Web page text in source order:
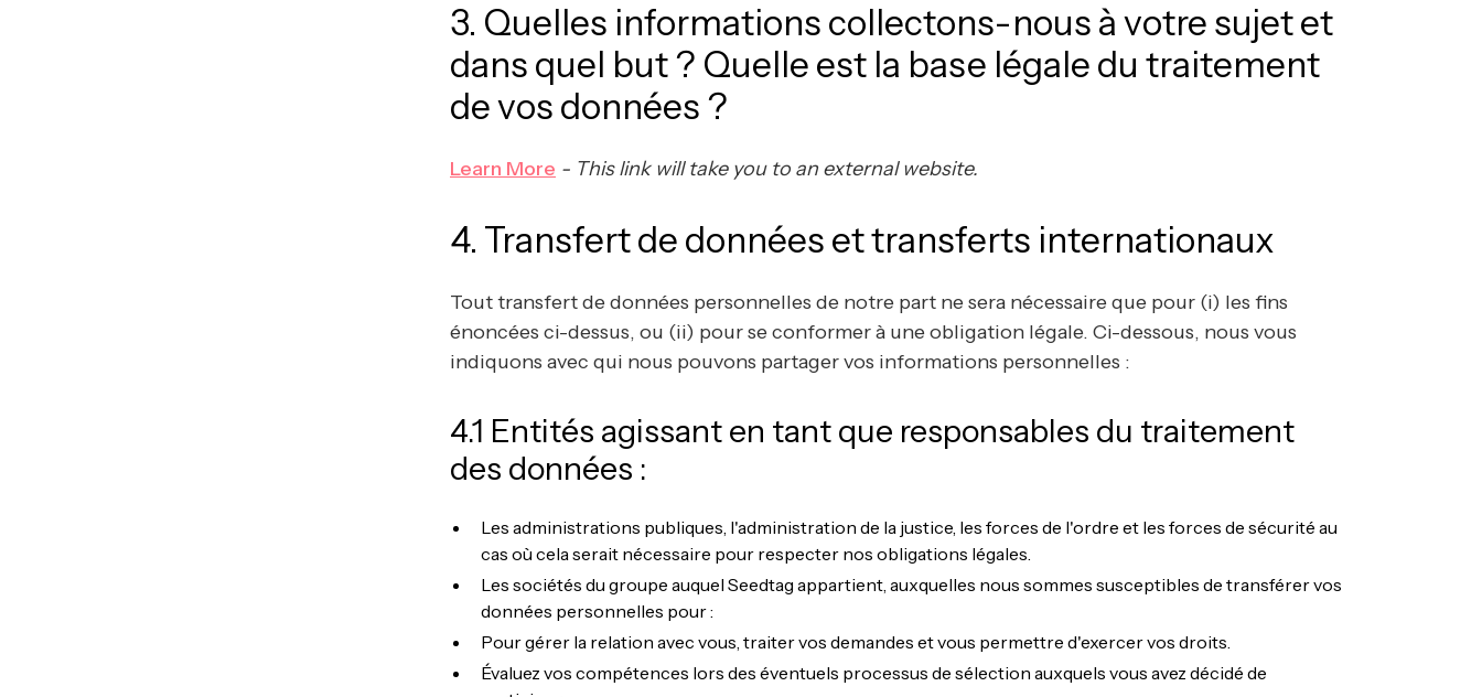
3. Quelles informations collectons-nous à votre sujet et
dans quel but ? Quelle est la base légale du traitement
de vos données ?
Learn More - This link will take you to an external website.
4. Transfert de données et transferts internationaux
Tout transfert de données personnelles de notre part ne sera nécessaire que pour (i) les fins
énoncées ci-dessus, ou (ii) pour se conformer à une obligation légale. Ci-dessous, nous vous
indiquons avec qui nous pouvons partager vos informations personnelles :
4.1 Entités agissant en tant que responsables du traitement
des données :
Les administrations publiques, l'administration de la justice, les forces de l'ordre et les forces de sécurité au
cas où cela serait nécessaire pour respecter nos obligations légales.
Les sociétés du groupe auquel Seedtag appartient, auxquelles nous sommes susceptibles de transférer vos
données personnelles pour :
Pour gérer la relation avec vous, traiter vos demandes et vous permettre d'exercer vos droits.
Évaluez vos compétences lors des éventuels processus de sélection auxquels vous avez décidé de